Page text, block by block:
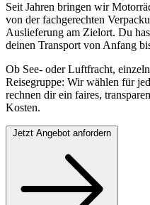
Seit Jahren bringen wir
von der fachgerechten
Auslieferung am Zielort. Du
deinen Transport von Anfang
Ob See- oder Luftfracht,
Reisegruppe: Wir wählen für
rechnen dir ein faires,
Kosten.
Jetzt Angebot anfordern